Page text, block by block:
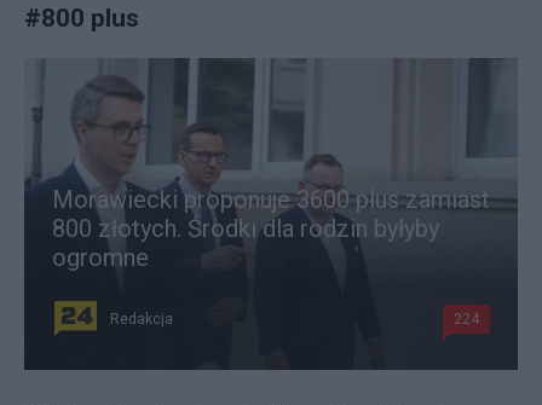
#800 plus
Morawiecki proponuje 3600 plus zamiast
800 złotych. Środki dla rodzin byłyby
ogromne
Redakcja 224